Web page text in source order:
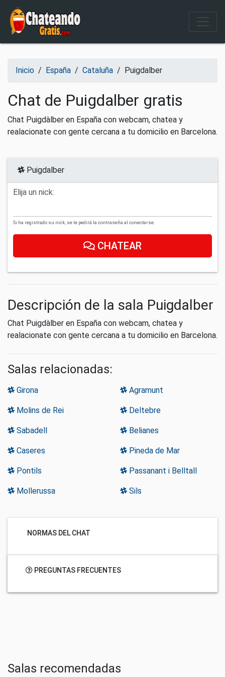
Salir del contenido
Inicio / España / Cataluña / Puigdalber
Chat de Puigdalber gratis
Chat Puigdàlber en España con webcam, chatea y
realacionate con gente cercana a tu domicilio en Barcelona.
Puigdalber
Elija un nick:
Si ha registrado su nick, se le pedirá la contraseña al conectarse.
CHATEAR
Descripción de la sala Puigdalber
Chat Puigdàlber en España con webcam, chatea y
realacionate con gente cercana a tu domicilio en Barcelona.
Salas relacionadas:
Girona Agramunt
Molins de Rei Deltebre
Sabadell Belianes
Caseres Pineda de Mar
Pontils Passanant i Belltall
Mollerussa Sils
NORMAS DEL CHAT
PREGUNTAS FRECUENTES
Salas recomendadas